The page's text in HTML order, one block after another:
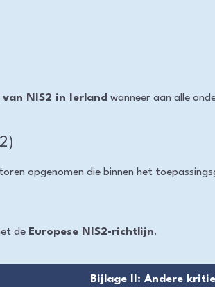
NIS2 in Ierland wanneer aan alle
opgenomen die binnen het
de Europese NIS2-richtlijn.
Bijlage II: Andere